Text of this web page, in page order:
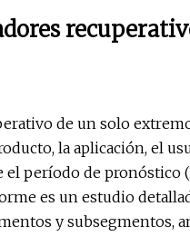
de un solo
la aplicación, el
período de pronóstico
es un estudio
y subsegmentos,